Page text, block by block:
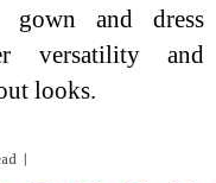
and dress
versatility and
looks.